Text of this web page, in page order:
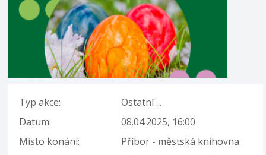
Typ akce:
Ostatní ...
Datum:
08.04.2025, 16:00
Místo konání:
Příbor - městská knihovna